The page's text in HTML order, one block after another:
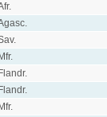
Mfr.
Flandr.
Flandr.
Mfr.